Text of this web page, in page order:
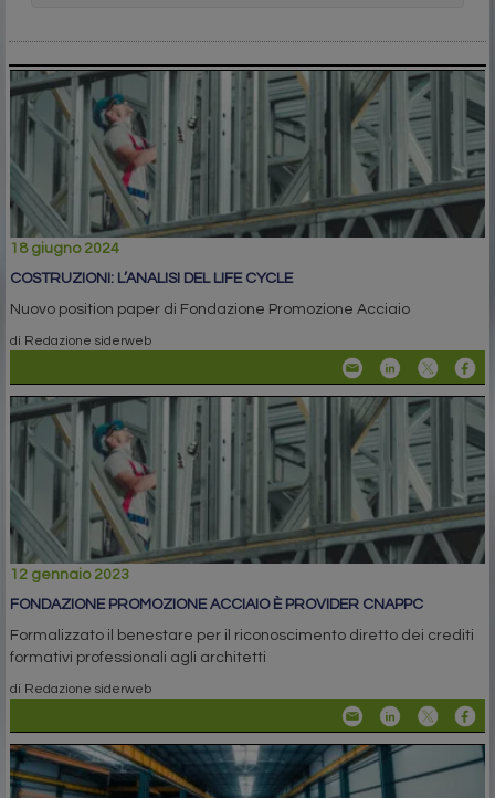
18 giugno 2024
COSTRUZIONI: L’ANALISI DEL LIFE CYCLE
Nuovo position paper di Fondazione Promozione Acciaio
di Redazione siderweb
12 gennaio 2023
FONDAZIONE PROMOZIONE ACCIAIO È PROVIDER CNAPPC
Formalizzato il benestare per il riconoscimento diretto dei crediti
formativi professionali agli architetti
di Redazione siderweb